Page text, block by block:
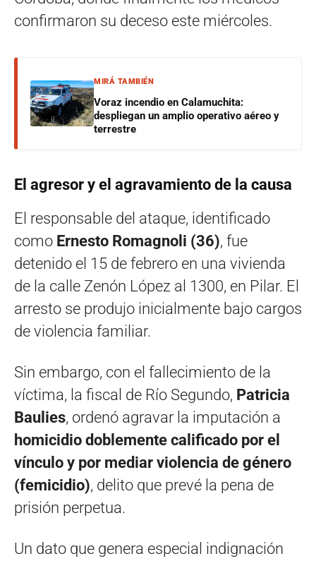
confirmaron su deceso este miércoles.
MIRÁ TAMBIÉN
Voraz incendio en Calamuchita:
despliegan un amplio operativo aéreo y
terrestre
El agresor y el agravamiento de la causa
El responsable del ataque, identificado
como Ernesto Romagnoli (36), fue
detenido el 15 de febrero en una vivienda
de la calle Zenón López al 1300, en Pilar. El
arresto se produjo inicialmente bajo cargos
de violencia familiar.
Sin embargo, con el fallecimiento de la
víctima, la fiscal de Río Segundo, Patricia
Baulies, ordenó agravar la imputación a
homicidio doblemente calificado por el
vínculo y por mediar violencia de género
(femicidio), delito que prevé la pena de
prisión perpetua.
Un dato que genera especial indignación